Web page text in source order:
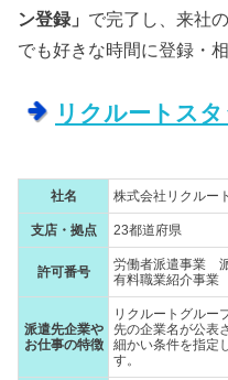
ン登録」 で完了し、来社
でも好きな時間に登録・
リクルートス
社名 株式会社リクルー
支店・拠点 23都道府県
許可番号
労働者派遣事業
有料職業紹介事
派遣先企業や
お仕事の特徴
リクルートグルー
先の企業名が公表
細かい条件を指定
す。